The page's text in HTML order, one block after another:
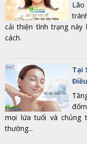
cải thiện tình trạng này
cách.
Tại
mọi lứa tuổi và chủng
thường...